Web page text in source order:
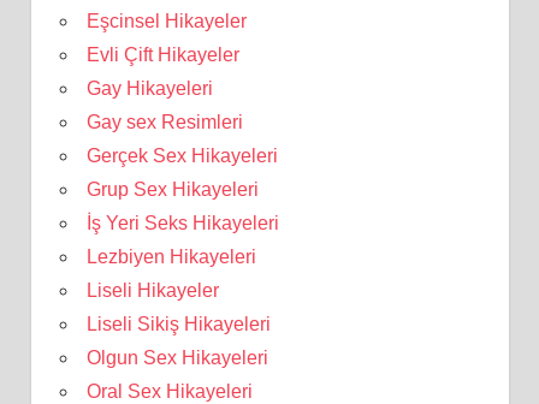
Eşcinsel Hikayeler
Evli Çift Hikayeler
Gay Hikayeleri
Gay sex Resimleri
Gerçek Sex Hikayeleri
Grup Sex Hikayeleri
İş Yeri Seks Hikayeleri
Lezbiyen Hikayeleri
Liseli Hikayeler
Liseli Sikiş Hikayeleri
Olgun Sex Hikayeleri
Oral Sex Hikayeleri